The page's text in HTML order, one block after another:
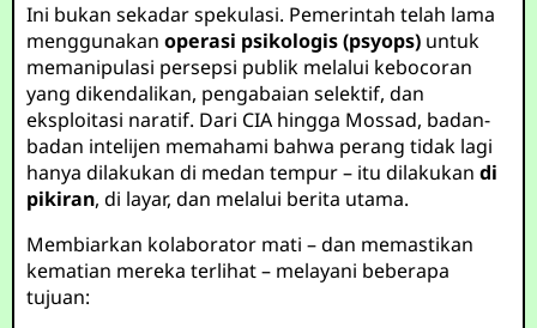
Ini bukan sekadar spekulasi. Pemerintah telah lama
menggunakanoperasi psikologis (psyops) untuk
memanipulasi persepsi publik melalui kebocoran
yang dikendalikan, pengabaian selektif, dan
eksploitasi naratif. Dari CIA hingga Mossad, badan-
badan intelijen memahami bahwa perang tidak lagi
hanya dilakukan di medan tempur – itu dilakukandi
pikiran, di layar, dan melalui berita utama.
Membiarkan kolaborator mati – dan memastikan
kematian mereka terlihat – melayani beberapa
tujuan: